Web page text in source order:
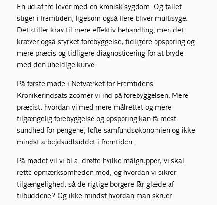
En ud af tre lever med en kronisk sygdom. Og tallet
stiger i fremtiden, ligesom også flere bliver multisyge.
Det stiller krav til mere effektiv behandling, men det
kræver også styrket forebyggelse, tidligere opsporing og
mere præcis og tidligere diagnosticering for at bryde
med den uheldige kurve.
På første møde i Netværket for Fremtidens
Kronikerindsats zoomer vi ind på forebyggelsen. Mere
præcist, hvordan vi med mere målrettet og mere
tilgængelig forebyggelse og opsporing kan få mest
sundhed for pengene, løfte samfundsøkonomien og ikke
mindst arbejdsudbuddet i fremtiden.
På mødet vil vi bl.a. drøfte hvilke målgrupper, vi skal
rette opmærksomheden mod, og hvordan vi sikrer
tilgængelighed, så de rigtige borgere får glæde af
tilbuddene? Og ikke mindst hvordan man skruer